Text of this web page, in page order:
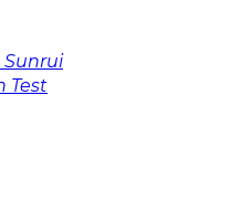
Sunrui
Test